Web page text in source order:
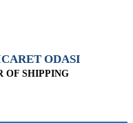
ODASI
OF SHIPPING